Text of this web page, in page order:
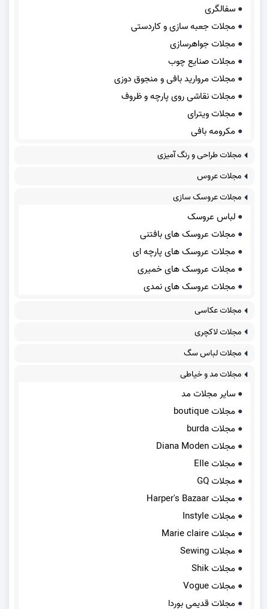
سفالگری
مجلات جعبه سازی و کاردستی
مجلات جواهرسازی
مجلات صنایع چوب
مجلات مروارید بافی و منجوق دوزی
مجلات نقاشی روی پارچه و ظروف
مجلات ویترای
مکرومه بافی
مجلات طراحی و رنگ آمیزی
مجلات عروس
مجلات عروسک سازی
لباس عروسک
مجلات عروسک های بافتنی
مجلات عروسک های پارچه ای
مجلات عروسک های خمیری
مجلات عروسک های نمدی
مجلات عکاسی
مجلات لاکچری
مجلات لباس سگ
مجلات مد و خیاطی
سایر مجلات مد
مجلات boutique
مجلات burda
مجلات Diana Moden
مجلات Elle
مجلات GQ
مجلات Harper's Bazaar
مجلات Instyle
مجلات Marie claire
مجلات Sewing
مجلات Shik
مجلات Vogue
مجلات قدیمی بوردا